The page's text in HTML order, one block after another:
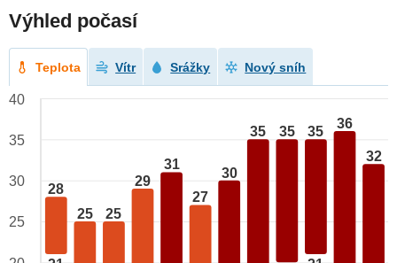
Výhled počasí
Teplota Vítr Srážky Nový sníh
28
25 25
29
31
27
30
35 35 35
36
32
40
35
30
25